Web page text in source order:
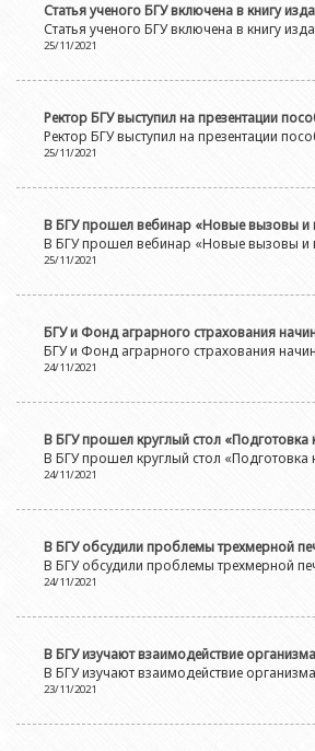
Статья ученого БГУ включена в книгу
Статья ученого БГУ включена в книгу
25/11/2021
Ректор БГУ выступил на презентации
Ректор БГУ выступил на презентации
25/11/2021
В БГУ прошел вебинар «Новые вызовы и
В БГУ прошел вебинар «Новые вызовы и
25/11/2021
БГУ и Фонд аграрного страхования
БГУ и Фонд аграрного страхования
24/11/2021
В БГУ прошел круглый стол «Подготовка
В БГУ прошел круглый стол «Подготовка
24/11/2021
В БГУ обсудили проблемы трехмерной
В БГУ обсудили проблемы трехмерной
24/11/2021
В БГУ изучают взаимодействие
В БГУ изучают взаимодействие
23/11/2021